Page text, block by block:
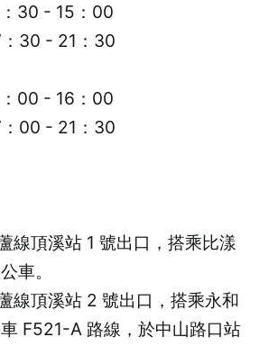
30 - 15：00
30 - 21：30
00 - 16：00
00 - 21：30
線頂溪站 1 號出口，搭乘比漾
車。
線頂溪站 2 號出口，搭乘永和
F521-A 路線，於中山路口站